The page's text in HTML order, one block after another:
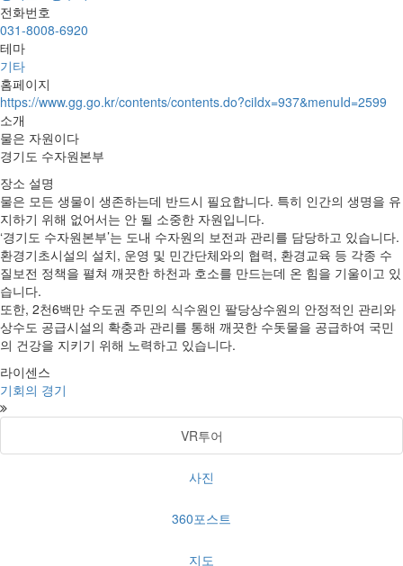
전화번호
031-8008-6920
테마
기타
홈페이지
https://www.gg.go.kr/contents/contents.do?ciIdx=937&menuId=2599
소개
물은 자원이다
경기도 수자원본부
장소 설명
물은 모든 생물이 생존하는데 반드시 필요합니다. 특히 인간의 생명을 유
지하기 위해 없어서는 안 될 소중한 자원입니다.
‘경기도 수자원본부’는 도내 수자원의 보전과 관리를 담당하고 있습니다.
환경기초시설의 설치, 운영 및 민간단체와의 협력, 환경교육 등 각종 수
질보전 정책을 펼쳐 깨끗한 하천과 호소를 만드는데 온 힘을 기울이고 있
습니다.
또한, 2천6백만 수도권 주민의 식수원인 팔당상수원의 안정적인 관리와
상수도 공급시설의 확충과 관리를 통해 깨끗한 수돗물을 공급하여 국민
의 건강을 지키기 위해 노력하고 있습니다.
라이센스
기회의 경기
VR투어
사진
360포스트
지도